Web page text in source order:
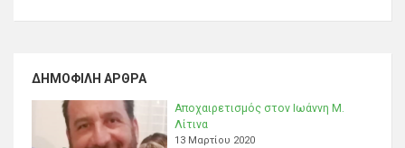
ΔΗΜΟΦΙΛΉ ΆΡΘΡΑ
Αποχαιρετισμός στον Ιωάννη Μ.
Λίτινα
13 Μαρτίου 2020